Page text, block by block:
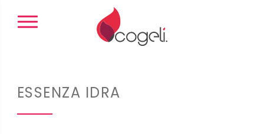
Panneau de gestion des cookies
ESSENZA IDRA